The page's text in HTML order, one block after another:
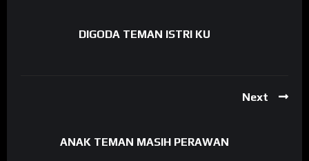
DIGODA TEMAN ISTRI KU
Next
ANAK TEMAN MASIH PERAWAN